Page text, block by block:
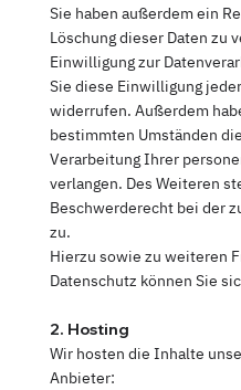
Sie haben außerdem ein
Löschung dieser Daten zu
Einwilligung zur
Sie diese Einwilligung
widerrufen. Außerdem
bestimmten Umständen
Verarbeitung Ihrer
verlangen. Des Weiteren
Beschwerderecht bei der
zu.
Hierzu sowie zu weiteren
Datenschutz können Sie
2. Hosting
Wir hosten die Inhalte
Anbieter: